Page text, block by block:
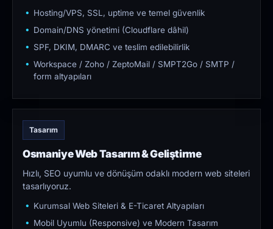
Hosting/VPS, SSL, uptime ve temel güvenlik
Domain/DNS yönetimi (Cloudflare dâhil)
SPF, DKIM, DMARC ve teslim edilebilirlik
Workspace / Zoho / ZeptoMail / SMPT2Go / SMTP /
form altyapıları
Tasarım
Osmaniye Web Tasarım & Geliştirme
Hızlı, SEO uyumlu ve dönüşüm odaklı modern web siteleri
tasarlıyoruz.
Kurumsal Web Siteleri & E-Ticaret Altyapıları
Mobil Uyumlu (Responsive) ve Modern Tasarım